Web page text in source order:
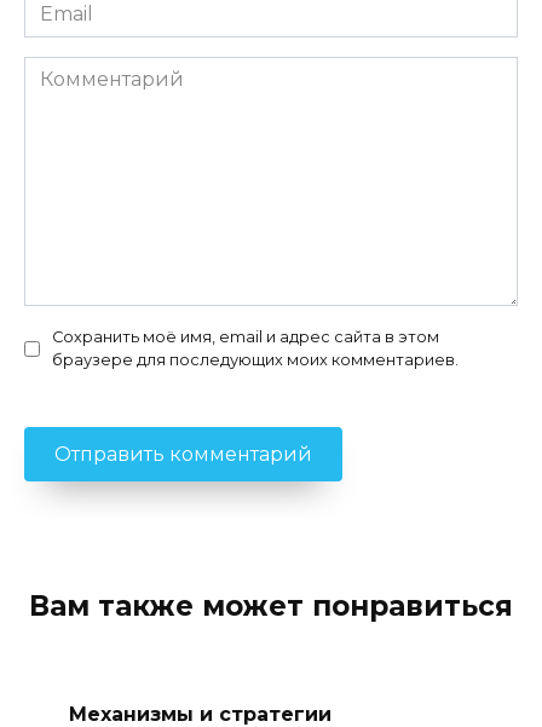
*
Комментарий
Сохранить моё имя, email и адрес сайта в этом
браузере для последующих моих комментариев.
Вам также может понравиться
Механизмы и стратегии